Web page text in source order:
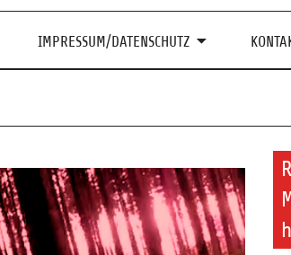
IMPRESSUM/DATENSCHUTZ